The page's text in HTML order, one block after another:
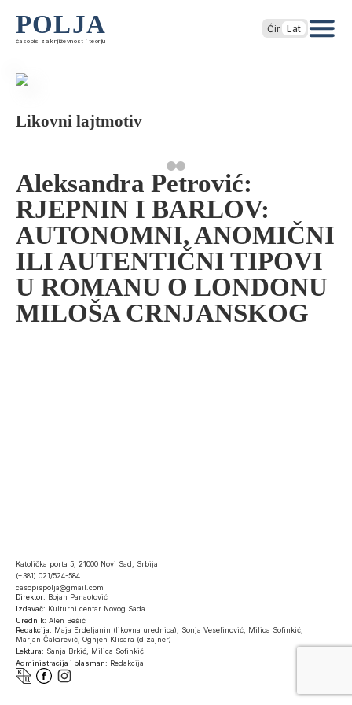
POLJA
časopis za književnost i teoriju
Ćir Lat
Likovni lajtmotiv
Aleksandra Petrović:
RJEPNIN I BARLOV:
AUTONOMNI, ANOMIČNI
ILI AUTENTIČNI TIPOVI
U ROMANU O LONDONU
MILOŠA CRNJANSKOG
Katolička porta 5, 21000 Novi Sad, Srbija
(+381) 021/524-584
casopispolja@gmail.com
Direktor: Bojan Panaotović
Izdavač: Kulturni centar Novog Sada
Urednik: Alen Bešić
Redakcija: Maja Erdeljanin (likovna urednica), Sonja Veselinović, Milica Sofinkić,
Marjan Čakarević, Ognjen Klisara (dizajner)
Lektura: Sanja Brkić, Milica Sofinkić
Administracija i plasman: Redakcija